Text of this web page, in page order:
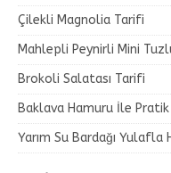
Çilekli Magnolia Tarifi
Mahlepli Peynirli Mini
Brokoli Salatası Tarifi
Baklava Hamuru İle
Yarım Su Bardağı